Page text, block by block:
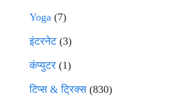
Yoga (7)
इंटरनेट(3)
कंप्युटर (1)
टिप्स & ट्रिक्स(830)